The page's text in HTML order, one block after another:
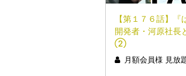
【第１７６話】『
開発者・河原社長
②
月額会員様 見放